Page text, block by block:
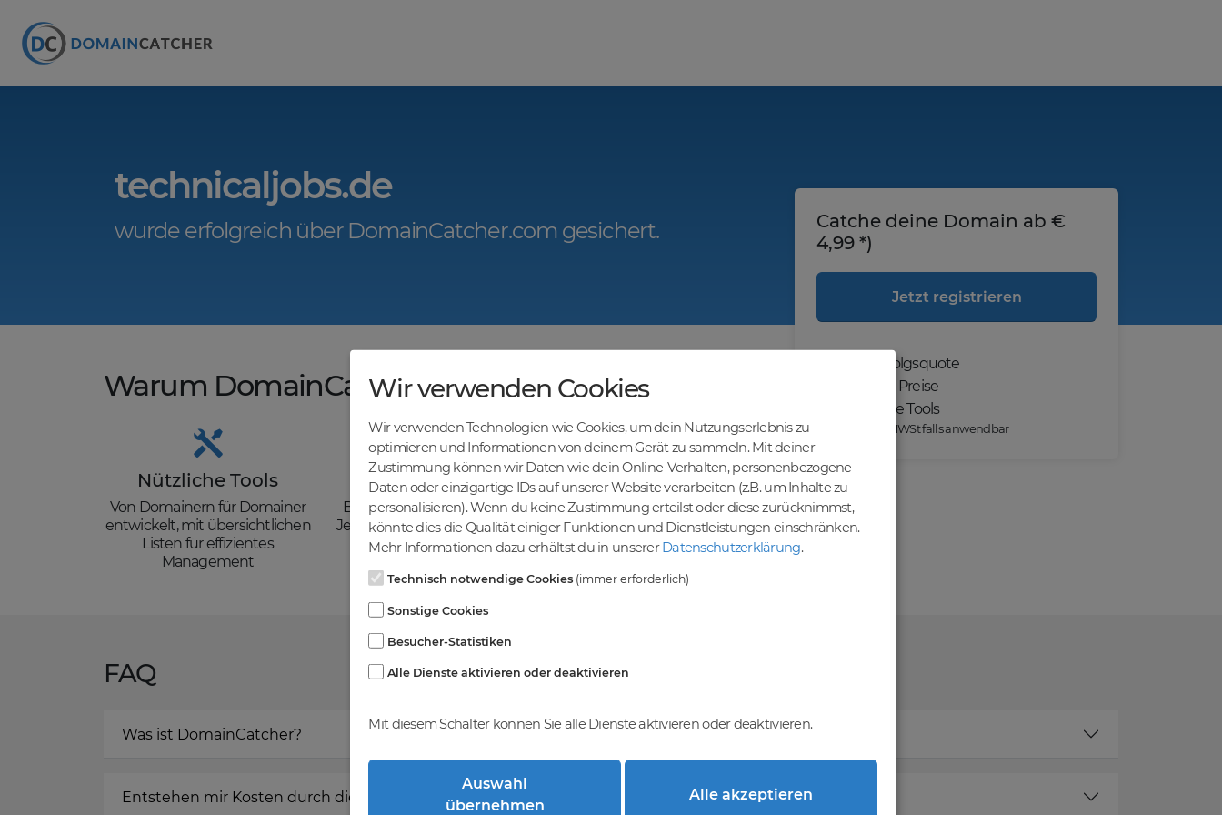
technicaljobs.de
wurde erfolgreich über DomainCatcher.com gesichert.
Warum DomainCatcher.com?
Nützliche Tools
Von Domainern für Domainer
entwickelt, mit übersichtlichen
Listen für effizientes
Management
Günstige Preise
Backorders bereits ab € 4,99.
Je nach deinem Tier-Level und
zzgl. MwSt falls anwendbar
Kein Gebotsverfahren
Einfaches System - Deine
Orders werden nach dem First-
Come-First-Serve-Prinzip
Catche deine Domain ab €
4,99 *)
Jetzt registrieren
Hohe Erfolgsquote
Günstige Preise
Praktische Tools
*) Preise exkl. MWSt falls anwendbar
FAQ
Was ist DomainCatcher?
Entstehen mir Kosten durch die Registrierung bei DomainCatcher?
Wir verwenden Cookies
Wir verwenden Technologien wie Cookies, um dein Nutzungserlebnis zu
optimieren und Informationen von deinem Gerät zu sammeln. Mit deiner
Zustimmung können wir Daten wie dein Online-Verhalten, personenbezogene
Daten oder einzigartige IDs auf unserer Website verarbeiten (z.B. um Inhalte zu
personalisieren). Wenn du keine Zustimmung erteilst oder diese zurücknimmst,
könnte dies die Qualität einiger Funktionen und Dienstleistungen einschränken.
Mehr Informationen dazu erhältst du in unsererDatenschutzerklärung.
Technisch notwendige Cookies (immer erforderlich)
Sonstige Cookies
Besucher-Statistiken
Alle Dienste aktivieren oder deaktivieren
Mit diesem Schalter können Sie alle Dienste aktivieren oder deaktivieren.
Auswahl
übernehmen
Alle akzeptieren